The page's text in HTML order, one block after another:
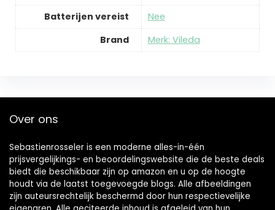
Batterijen vereist
‎Nee
Brand
Merk: Vileda
Over ons
Sebastienrosseler is een moderne alles-in-één
prijsvergelijkings- en beoordelingswebsite die de beste deals
biedt die beschikbaar zijn op amazon en u op de hoogte
houdt via de laatst toegevoegde blogs. Alle afbeeldingen
zijn auteursrechtelijk beschermd door hun respectievelijke